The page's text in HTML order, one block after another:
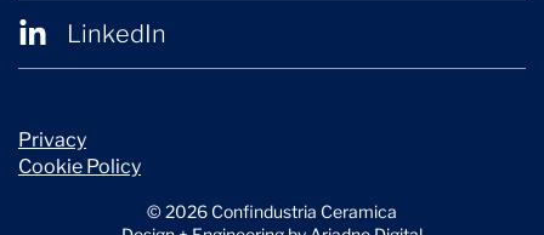
LinkedIn
Privacy
Cookie Policy
© 2026 Confindustria Ceramica